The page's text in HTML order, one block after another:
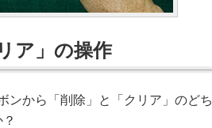
ア」の操作
から「削除」と「クリア」のどち